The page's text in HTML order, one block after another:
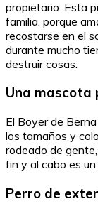
propietario. Esta
familia, porque
recostarse en el
durante mucho
destruir cosas.
Una mascota
El Boyer de
los tamaños y
rodeado de
fin y al cabo es
Perro de